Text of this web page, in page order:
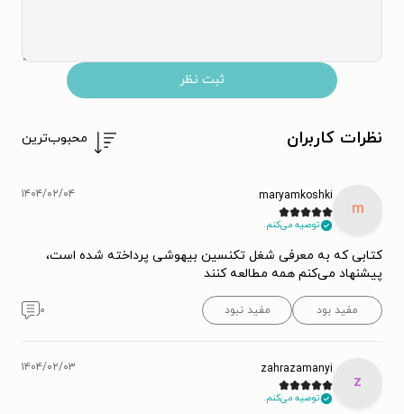
ثبت نظر
نظرات کاربران محبوب‌ترین
m
maryamkoshki
توصیه می‌کنم.
۱۴۰۴/۰۲/۰۴
کتابی که به معرفی شغل تکنسین بیهوشی پرداخته شده‌ است،
پیشنهاد می‌کنم همه مطالعه کنند
مفید بود مفید نبود ۰
z
zahrazamanyi
توصیه می‌کنم.
۱۴۰۴/۰۲/۰۳